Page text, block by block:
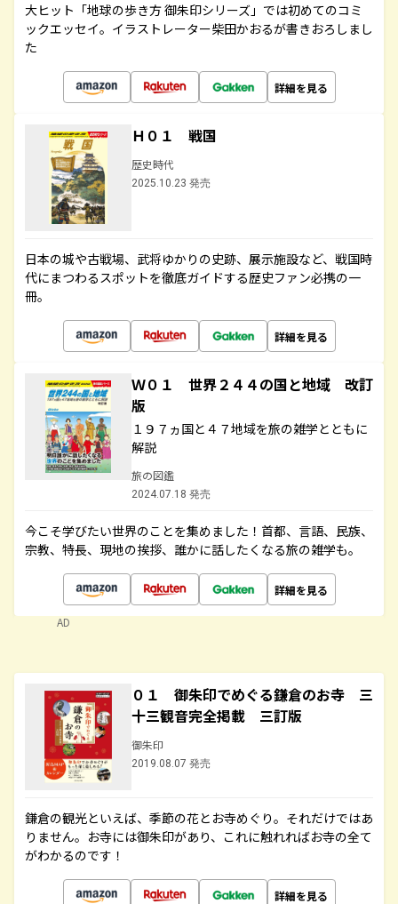
大ヒット「地球の歩き方 御朱印シリーズ」では初めてのコミ
ックエッセイ。イラストレーター柴田かおるが書きおろしまし
た
詳細を見る
Ｈ０１ 戦国
歴史時代
2025.10.23 発売
日本の城や古戦場、武将ゆかりの史跡、展示施設など、戦国時
代にまつわるスポットを徹底ガイドする歴史ファン必携の一
冊。
詳細を見る
Ｗ０１ 世界２４４の国と地域 改訂
版
１９７ヵ国と４７地域を旅の雑学とともに
解説
旅の図鑑
2024.07.18 発売
今こそ学びたい世界のことを集めました！首都、言語、民族、
宗教、特長、現地の挨拶、誰かに話したくなる旅の雑学も。
詳細を見る
AD
０１ 御朱印でめぐる鎌倉のお寺 三
十三観音完全掲載 三訂版
御朱印
2019.08.07 発売
鎌倉の観光といえば、季節の花とお寺めぐり。それだけではあ
りません。お寺には御朱印があり、これに触れればお寺の全て
がわかるのです！
詳細を見る